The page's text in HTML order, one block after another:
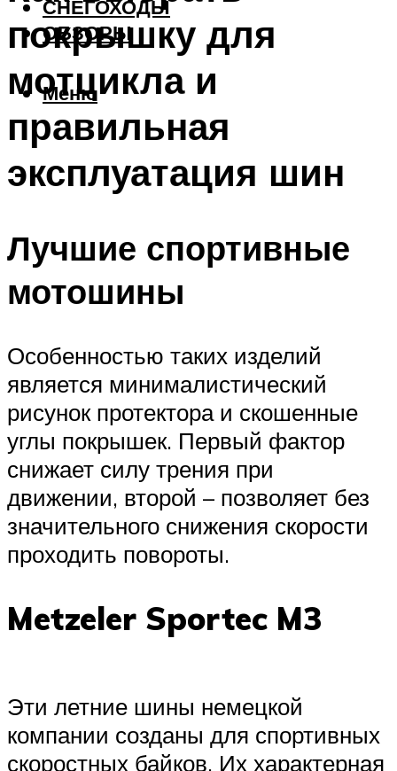
СНЕГОХОДЫ
ОБЗОРЫ
Меню
покрышку для
мотцикла и
правильная
эксплуатация шин
Лучшие спортивные
мотошины
Особенностью таких изделий
является минималистический
рисунок протектора и скошенные
углы покрышек. Первый фактор
снижает силу трения при
движении, второй – позволяет без
значительного снижения скорости
проходить повороты.
Metzeler Sportec M3
Эти летние шины немецкой
компании созданы для спортивных
скоростных байков. Их характерная